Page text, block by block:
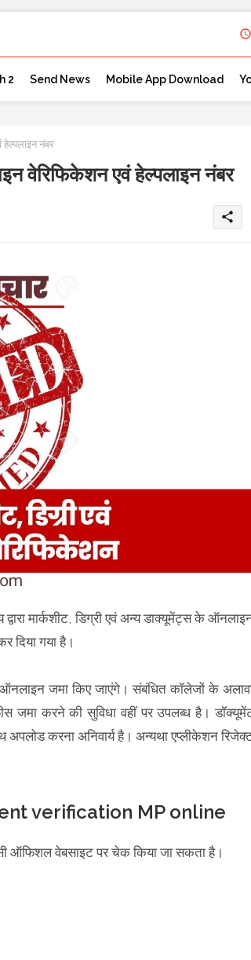
2 Send News Mobile App Download
नंबर
वेरिफिकेशन एवं हेल्पलाइन नंबर
share
मार्कशीट, डिग्री एवं अन्य डाक्यूमेंट्स के
दिया गया है।
ऑनलाइन जमा किए जाएंगे। संबंधित कॉलेजों के
करने की सुविधा वहीं पर उपलब्ध है।
करना अनिवार्य है। अन्यथा एप्लीकेशन
verification MP online
ऑफिशल वेबसाइट पर चेक किया जा सकता है।